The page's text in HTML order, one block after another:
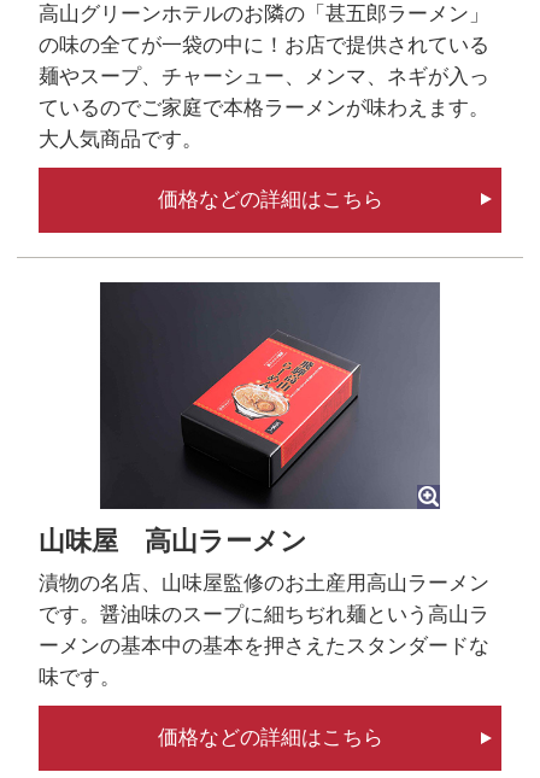
高山グリーンホテルのお隣の「甚五郎ラーメン」
の味の全てが一袋の中に！お店で提供されている
麺やスープ、チャーシュー、メンマ、ネギが入っ
ているのでご家庭で本格ラーメンが味わえます。
大人気商品です。
価格などの詳細はこちら
山味屋 高山ラーメン
漬物の名店、山味屋監修のお土産用高山ラーメン
です。醤油味のスープに細ちぢれ麺という高山ラ
ーメンの基本中の基本を押さえたスタンダードな
味です。
価格などの詳細はこちら